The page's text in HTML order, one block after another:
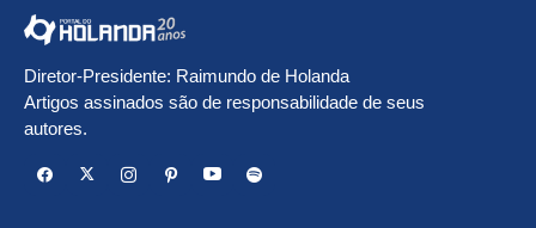
Diretor-Presidente: Raimundo de Holanda
Artigos assinados são de responsabilidade de seus
autores.